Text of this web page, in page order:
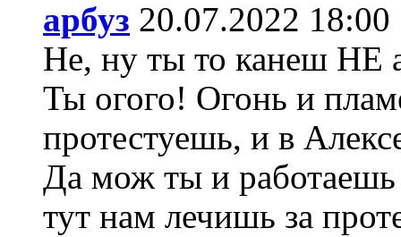
арбуз 20.07.2022 18:00
Не, ну ты то канеш НЕ
Ты огого! Огонь и
протестуешь, и в
Да мож ты и работаешь
тут нам лечишь за